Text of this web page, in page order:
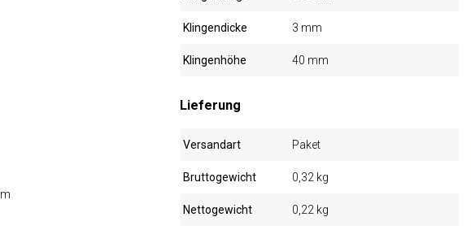
Klingendicke 3 mm
Klingenhöhe 40 mm
Lieferung
Versandart Paket
Bruttogewicht 0,32 kg
Nettogewicht 0,22 kg